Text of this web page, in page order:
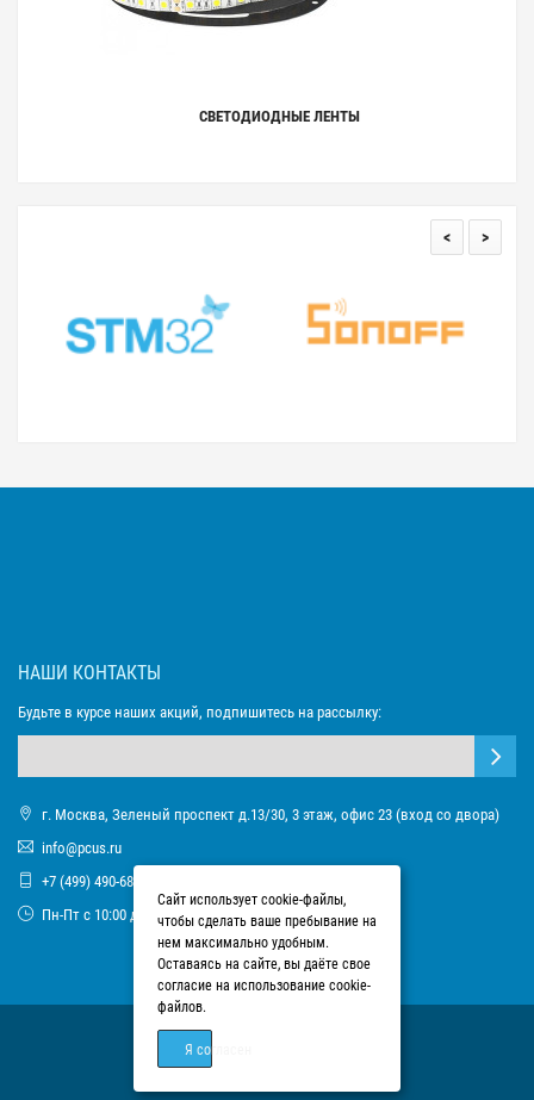
СВЕТОДИОДНЫЕ ЛЕНТЫ
< >
НАШИ КОНТАКТЫ
Будьте в курсе наших акций, подпишитесь на рассылку:
г. Москва, Зеленый проспект д.13/30, 3 этаж, офис 23 (вход со двора)
info@pcus.ru
+7 (499) 490-68-93
Пн-Пт с 10:00 до 17:00
Сайт использует cookie-файлы,
чтобы сделать ваше пребывание на
нем максимально удобным.
Оставаясь на сайте, вы даёте свое
согласие на использование cookie-
файлов.
Я согласен